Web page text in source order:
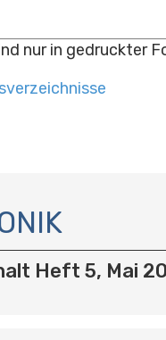
nur in gedruckter
Heft 5, Mai